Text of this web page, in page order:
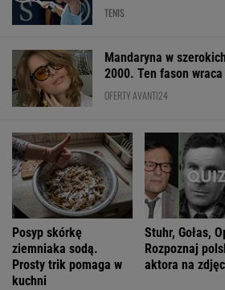
TENIS
Mandaryna w
2000. Ten fason
OFERTY AVANTI24
Posyp skórkę
ziemniaka sodą.
Prosty trik pomaga w
kuchni
Stuhr, Gołas,
Rozpoznaj
aktora na